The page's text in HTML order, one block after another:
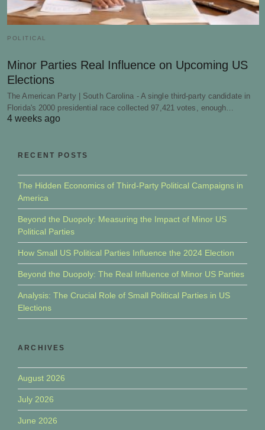
POLITICAL
Minor Parties Real Influence on Upcoming US
Elections
The American Party | South Carolina - A single third-party candidate in
Florida's 2000 presidential race collected 97,421 votes, enough…
4 weeks ago
RECENT POSTS
The Hidden Economics of Third-Party Political Campaigns in
America
Beyond the Duopoly: Measuring the Impact of Minor US
Political Parties
How Small US Political Parties Influence the 2024 Election
Beyond the Duopoly: The Real Influence of Minor US Parties
Analysis: The Crucial Role of Small Political Parties in US
Elections
ARCHIVES
August 2026
July 2026
June 2026